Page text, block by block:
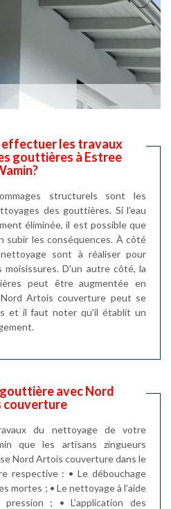
les travaux
gouttières à Estree
structurels sont les
des gouttières. Si l'eau
éliminée, il est possible que
subir les conséquences. À côté
sont à réaliser pour
moisissures. D'un autre côté, la
peut être augmentée en
Artois couverture peut se
et il faut noter qu'il établit un
avec Nord
couverture
du nettoyage de votre
que les artisans zingueurs
Nord Artois couverture dans le
respective : • Le débouchage
mortes ; • Le nettoyage à l’aide
; • L’application des